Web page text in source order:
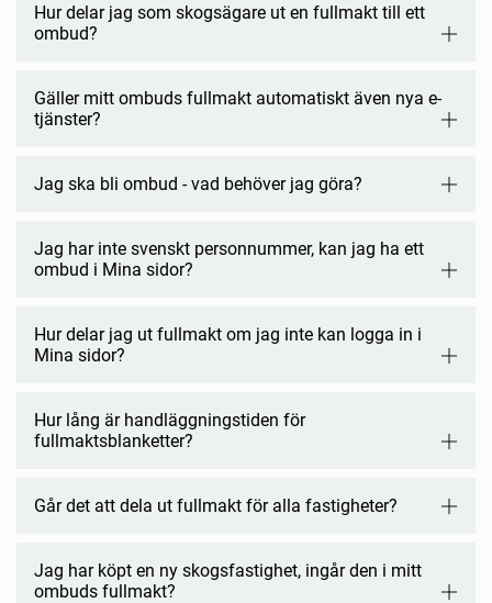
Hur delar jag som skogsägare ut en fullmakt till ett
ombud?
Gäller mitt ombuds fullmakt automatiskt även nya e-
tjänster?
Jag ska bli ombud - vad behöver jag göra?
Jag har inte svenskt personnummer, kan jag ha ett
ombud i Mina sidor?
Hur delar jag ut fullmakt om jag inte kan logga in i
Mina sidor?
Hur lång är handläggningstiden för
fullmaktsblanketter?
Går det att dela ut fullmakt för alla fastigheter?
Jag har köpt en ny skogsfastighet, ingår den i mitt
ombuds fullmakt?